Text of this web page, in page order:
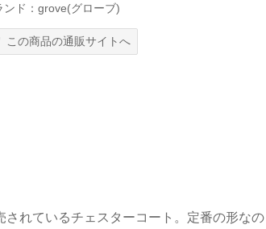
ンド：grove(グローブ)
この商品の通販サイトへ
れているチェスターコート。定番の形なの